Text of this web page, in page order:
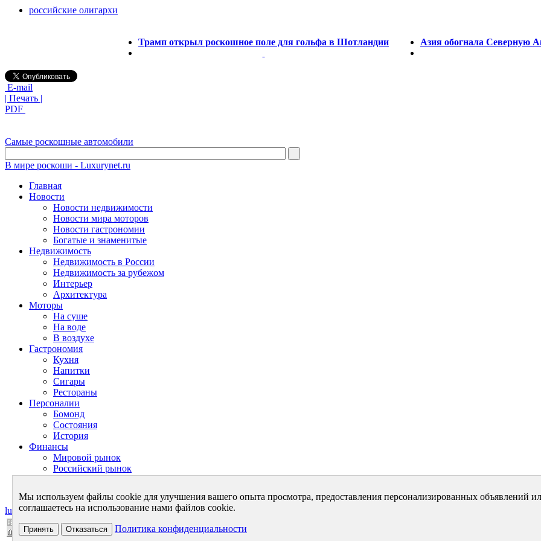
российские олигархи
Трамп открыл роскошное поле для гольфа в Шотландии Азия обогнала Северную
E-mail
| Печать |
PDF
Самые роскошные автомобили
В мире роскоши - Luxurynet.ru
Главная
Новости
Новости недвижимости
Новости мира моторов
Новости гастрономии
Богатые и знаменитые
Недвижимость
Недвижимость в России
Недвижимость за рубежом
Интерьер
Архитектура
Моторы
На суше
На воде
В воздухе
Гастрономия
Кухня
Напитки
Сигары
Рестораны
Персоналии
Бомонд
Состояния
История
Финансы
Мировой рынок
Российский рынок
Личный бюджет
luxurynet.ru - в мире роскоши
Мы используем файлы cookie для улучшения вашего опыта просмотра, предоставления персонализированных объявлений
соглашаетесь на использование нами файлов cookie.
Принять Отказаться Политика конфиденциальности